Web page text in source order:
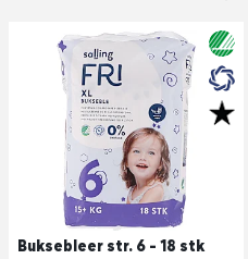
Buksebleer str. 6 - 18 stk